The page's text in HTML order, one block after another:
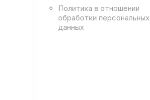
Политика в отношении
обработки персональных
данных